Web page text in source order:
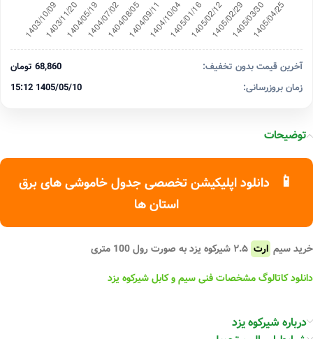
آخرین قیمت بدون تخفیف:
68,860 تومان
زمان بروزرسانی:
1405/05/10 15:12
توضیحات
📱
دانلود اپلیکیشن تخصصی جدول خاموشی های برق
استان ها
خرید سیم ارت
دانلود کاتالوگ مشخصات فنی سیم و کابل شیرکوه یزد
درباره شیرکوه یزد